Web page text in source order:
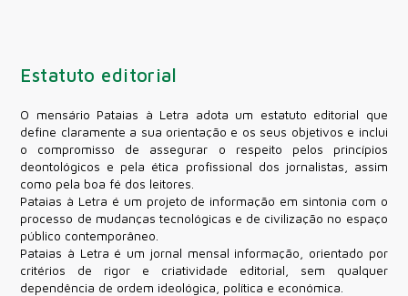
Estatuto editorial
O mensário Pataias à Letra adota um estatuto editorial que
define claramente a sua orientação e os seus objetivos e inclui
o compromisso de assegurar o respeito pelos princípios
deontológicos e pela ética profissional dos jornalistas, assim
como pela boa fé dos leitores.
Pataias à Letra é um projeto de informação em sintonia com o
processo de mudanças tecnológicas e de civilização no espaço
público contemporâneo.
Pataias à Letra é um jornal mensal informação, orientado por
critérios de rigor e criatividade editorial, sem qualquer
dependência de ordem ideológica, política e económica.